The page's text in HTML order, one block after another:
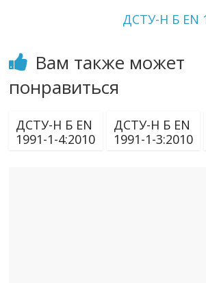
ДСТУ-Н Б EN
Вам также может
понравиться
ДСТУ-Н Б EN
1991-1-4:2010
ДСТУ-Н Б EN
1991-1-3:2010